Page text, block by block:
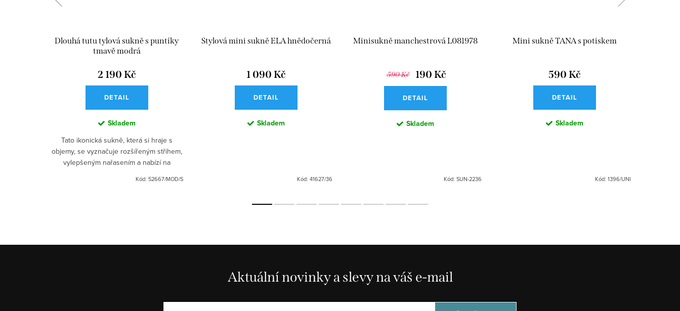
Dlouhá tutu tylová sukně s puntíky
tmavě modrá
2 190 Kč
DETAIL
Skladem
Tato ikonická sukně, která si hraje s
objemy, se vyznačuje rozšířeným střihem,
vylepšeným nařasením a nabízí na
dispozici v různých barvách.
Kód: 52667/MOD/S
Stylová mini sukně ELA hnědočerná
1 090 Kč
DETAIL
Skladem
Kód: 41627/36
Minisukně manchestrová L081978
590 Kč 190 Kč
DETAIL
Skladem
Kód: SUN-2236
Mini sukně TANA s potiskem
590 Kč
DETAIL
Skladem
Kód: 1396/UNI
Aktuální novinky a slevy na váš e-mail